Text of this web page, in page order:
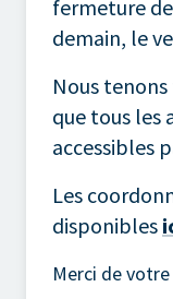
fermeture
demain, le
Nous
que tous les
accessibles
Les
disponibles
Merci de